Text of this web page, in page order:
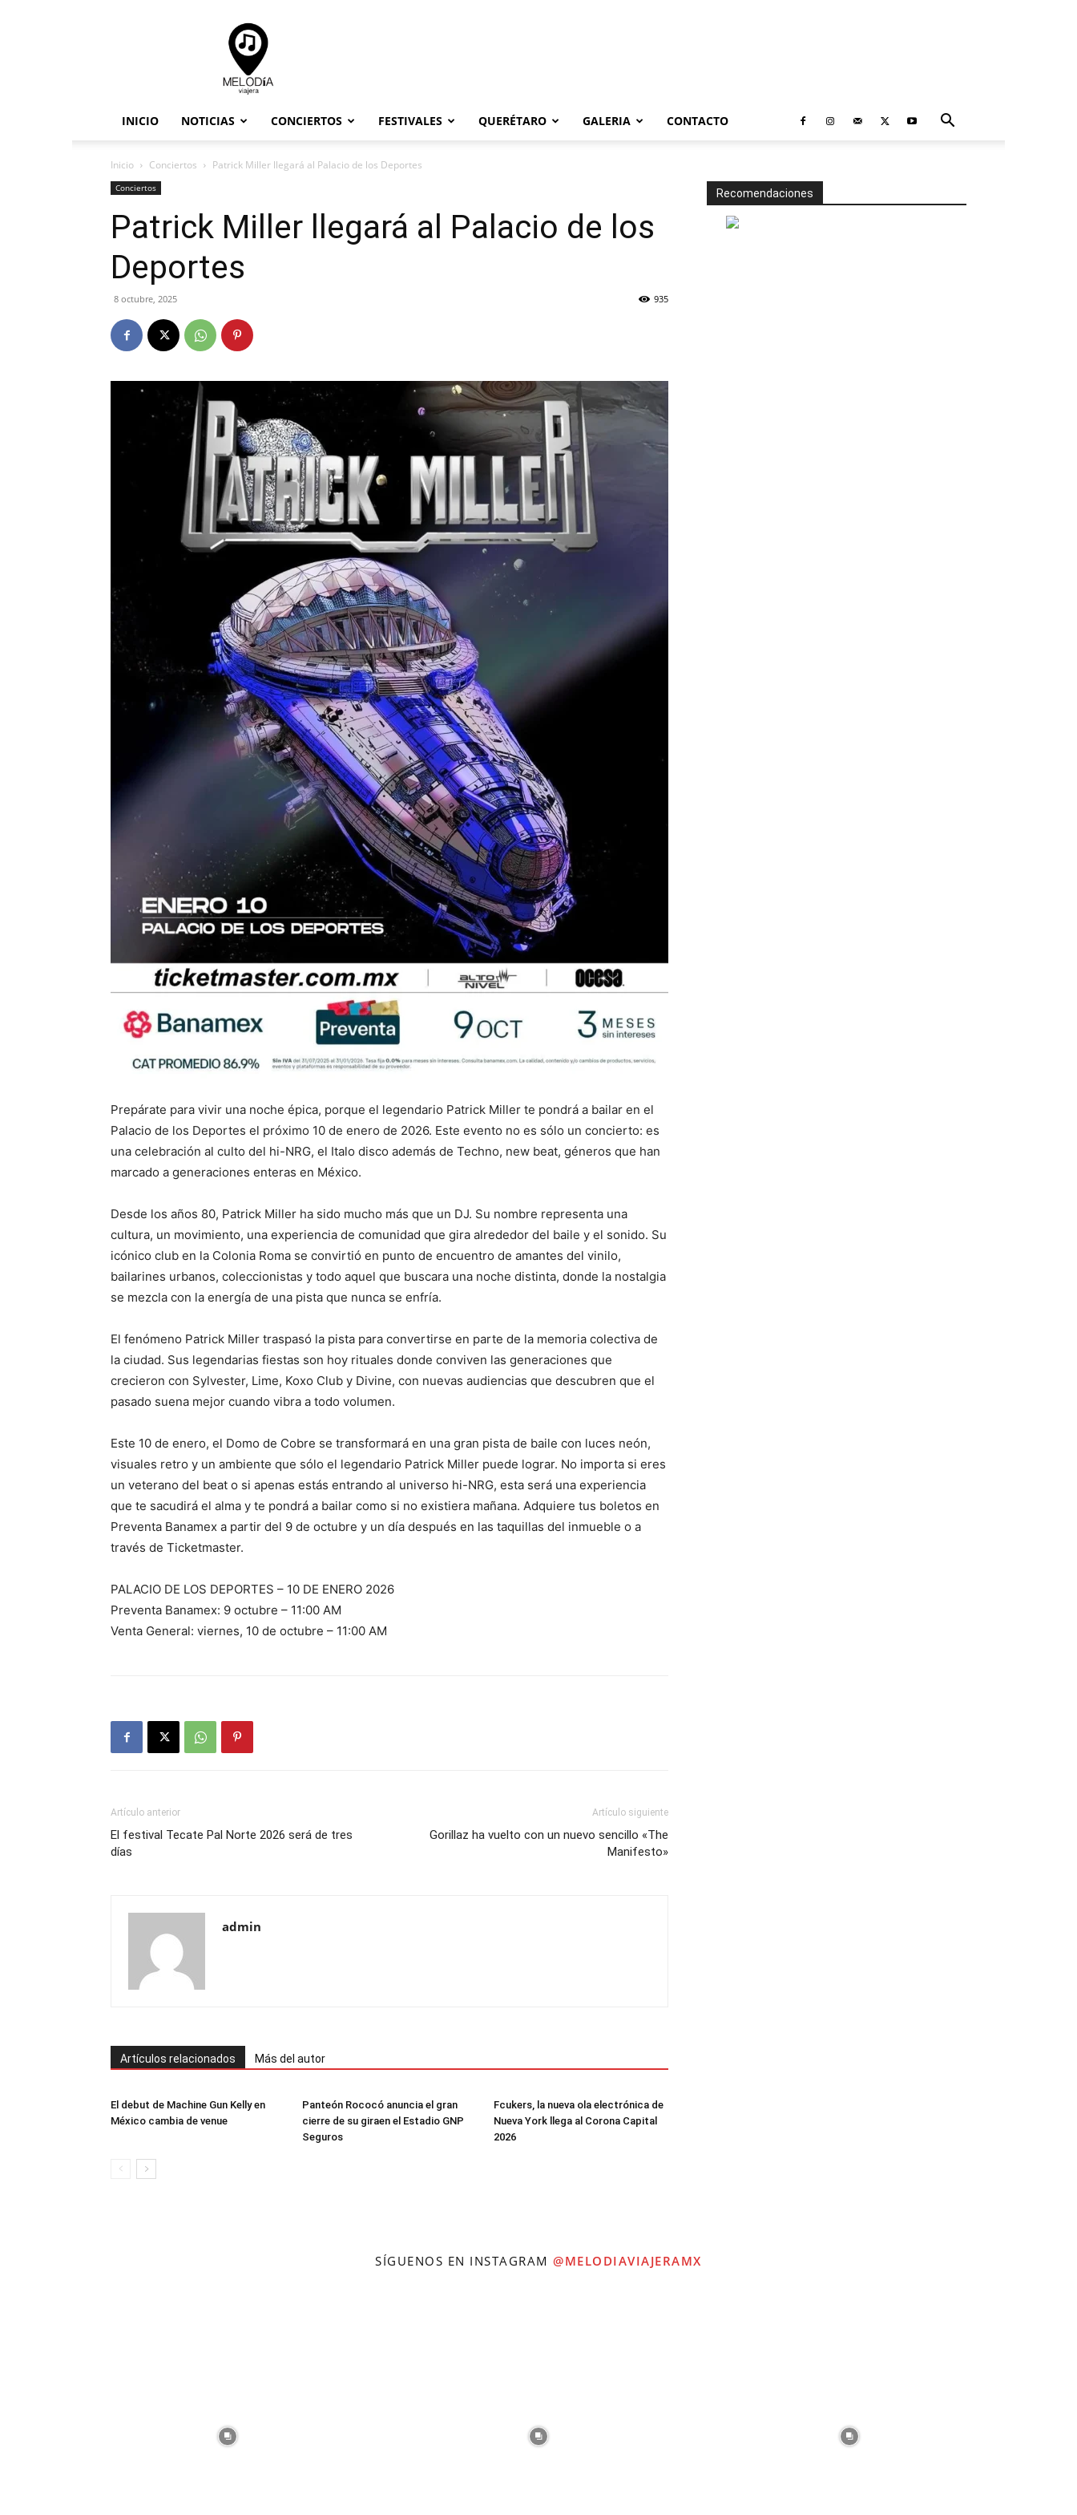
Melodia
Viajera
INICIO NOTICIAS CONCIERTOS FESTIVALES QUERÉTARO GALERIA CONTACTO
Inicio Conciertos Patrick Miller llegará al Palacio de los Deportes
Conciertos
Patrick Miller llegará al Palacio de los
Deportes
8 octubre, 2025 935
Prepárate para vivir una noche épica, porque el legendario Patrick Miller te pondrá a bailar en el
Palacio de los Deportes el próximo 10 de enero de 2026. Este evento no es sólo un concierto: es
una celebración al culto del hi-NRG, el Italo disco además de Techno, new beat, géneros que han
marcado a generaciones enteras en México.
Desde los años 80, Patrick Miller ha sido mucho más que un DJ. Su nombre representa una
cultura, un movimiento, una experiencia de comunidad que gira alrededor del baile y el sonido. Su
icónico club en la Colonia Roma se convirtió en punto de encuentro de amantes del vinilo,
bailarines urbanos, coleccionistas y todo aquel que buscara una noche distinta, donde la nostalgia
se mezcla con la energía de una pista que nunca se enfría.
El fenómeno Patrick Miller traspasó la pista para convertirse en parte de la memoria colectiva de
la ciudad. Sus legendarias fiestas son hoy rituales donde conviven las generaciones que
crecieron con Sylvester, Lime, Koxo Club y Divine, con nuevas audiencias que descubren que el
pasado suena mejor cuando vibra a todo volumen.
Este 10 de enero, el Domo de Cobre se transformará en una gran pista de baile con luces neón,
visuales retro y un ambiente que sólo el legendario Patrick Miller puede lograr. No importa si eres
un veterano del beat o si apenas estás entrando al universo hi-NRG, esta será una experiencia
que te sacudirá el alma y te pondrá a bailar como si no existiera mañana. Adquiere tus boletos en
Preventa Banamex a partir del 9 de octubre y un día después en las taquillas del inmueble o a
través de Ticketmaster.
PALACIO DE LOS DEPORTES – 10 DE ENERO 2026
Preventa Banamex: 9 octubre – 11:00 AM
Venta General: viernes, 10 de octubre – 11:00 AM
Artículo anterior
El festival Tecate Pal Norte 2026 será de tres
días
Artículo siguiente
Gorillaz ha vuelto con un nuevo sencillo «The
Manifesto»
admin
Artículos relacionados Más del autor
El debut de Machine Gun Kelly en
México cambia de venue
Panteón Rococó anuncia el gran
cierre de su giraen el Estadio GNP
Seguros
Fcukers, la nueva ola electrónica de
Nueva York llega al Corona Capital
2026
Recomendaciones
SÍGUENOS EN INSTAGRAM@MELODIAVIAJERAMX